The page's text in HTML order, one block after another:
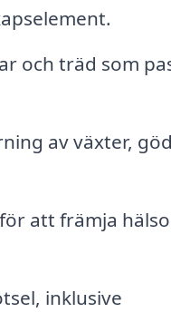
och träd som
av växter,
att främja
inklusive